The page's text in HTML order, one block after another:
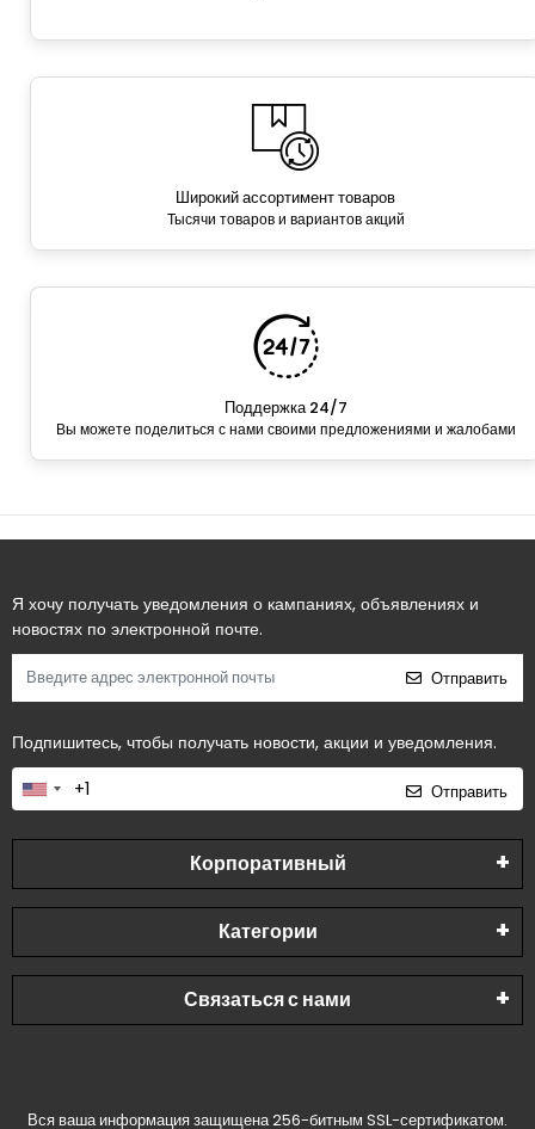
Широкий ассортимент товаров
Тысячи товаров и вариантов акций
Поддержка 24/7
Вы можете поделиться с нами своими предложениями и жалобами
Я хочу получать уведомления о кампаниях, объявлениях и
новостях по электронной почте.
Отправить
Подпишитесь, чтобы получать новости, акции и уведомления.
Отправить
Корпоративный
Категории
Связаться с нами
Вся ваша информация защищена 256-битным SSL-сертификатом.